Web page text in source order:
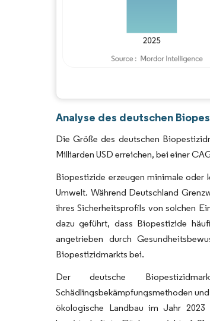
Bild © Mordor Intelligence.
Analyse des deutschen
Die Größe des deutschen
Milliarden USD erreichen, bei einer
Biopestizide erzeugen minimale oder
Umwelt. Während Deutschland
ihres Sicherheitsprofils von solchen
dazu geführt, dass Biopestizide
angetrieben durch
Biopestizidmarkts bei.
Der deutsche
Schädlingsbekämpfungsmethoden
ökologische Landbau im Jahr